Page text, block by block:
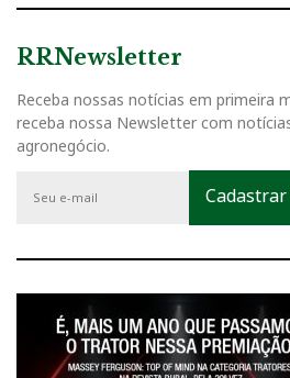
RRNewsletter
Receba nossas notícias em primeira
receba nossa Newsletter com
agronegócio.